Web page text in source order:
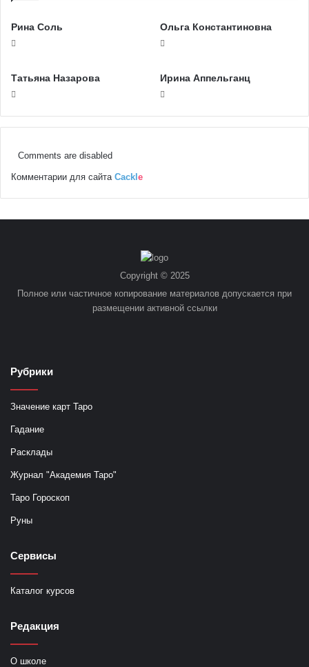
Рина Соль Ольга Константиновна
Татьяна Назарова Ирина Аппельганц
Comments are disabled
Комментарии для сайта Cackl e
Copyright © 2025
Полное или частичное копирование материалов допускается при
размещении активной ссылки
Рубрики
Значение карт Таро
Гадание
Расклады
Журнал "Академия Таро"
Таро Гороскоп
Руны
Сервисы
Каталог курсов
Редакция
О школе